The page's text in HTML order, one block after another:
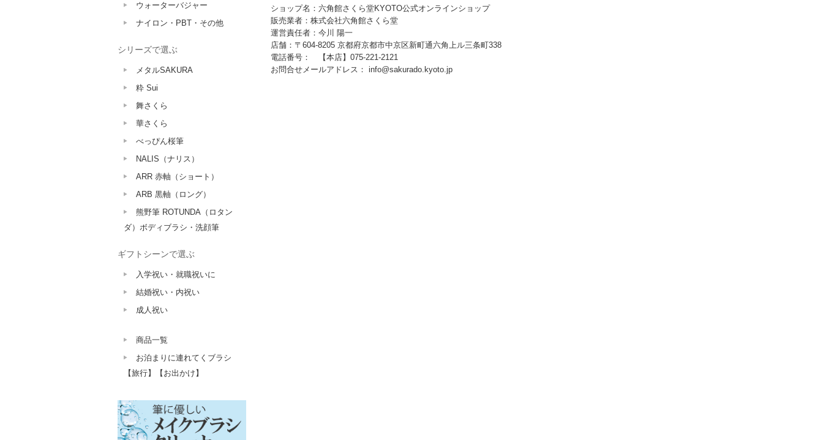
ショップ名：六角館さくら堂KYOTO公式オンラインショップ
販売業者：株式会社六角館さくら堂
運営責任者：今川 陽一
店舗：〒604-8205 京都府京都市中京区新町通六角上ル三条町338
電話番号： 【本店】075-221-2121
お問合せメールアドレス： info@sakurado.kyoto.jp
ウォーターバジャー
ナイロン・PBT・その他
シリーズで選ぶ
メタルSAKURA
粋 Sui
舞さくら
華さくら
べっぴん桜筆
NALIS（ナリス）
ARR 赤軸（ショート）
ARB 黒軸（ロング）
熊野筆 ROTUNDA（ロタン
ダ）ボディブラシ・洗顔筆
ギフトシーンで選ぶ
入学祝い・就職祝いに
結婚祝い・内祝い
成人祝い
商品一覧
お泊まりに連れてくブラシ
【旅行】【お出かけ】